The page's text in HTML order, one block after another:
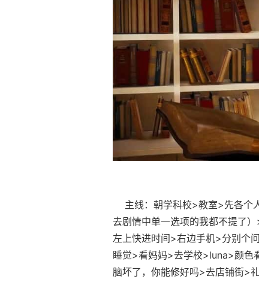
主线：朝学科校>教室>先各个
去剧情中单一选项的我都不提了
左上快进时间>右边手机>分别个
睡觉>看妈妈>去学校>luna>颜
脑坏了，你能修好吗>去店铺街>